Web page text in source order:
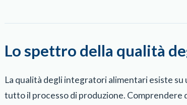
Lo spettro della qualità
La qualità degli integratori alimentari esiste
tutto il processo di produzione.